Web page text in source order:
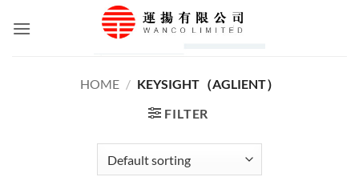
HOME / KEYSIGHT（AGLIENT）
FILTER